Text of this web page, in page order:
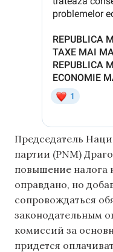
Председатель
партии (PNM)
повышение налога
оправдано, но
сопровождаться
законодательным
комиссий за
придется